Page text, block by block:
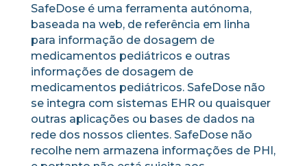
SafeDose é uma ferramenta autónoma,
baseada na web, de referência em linha
para informação de dosagem de
medicamentos pediátricos e outras
informações de dosagem de
medicamentos pediátricos. SafeDose não
se integra com sistemas EHR ou quaisquer
outras aplicações ou bases de dados na
rede dos nossos clientes. SafeDose não
recolhe nem armazena informações de PHI,